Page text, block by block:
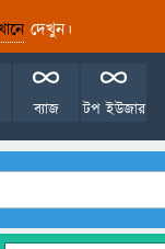
দেখুন।
টপ ইউজার
ব্যাজ